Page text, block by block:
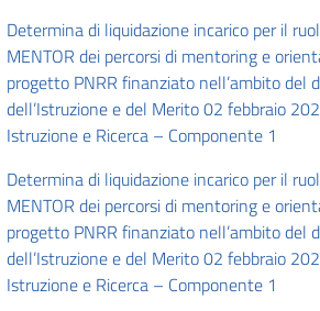
Determina di liquidazione incarico per il
MENTOR dei percorsi di mentoring e
progetto PNRR finanziato nell’ambito del
dell’Istruzione e del Merito 02 febbraio
Istruzione e Ricerca – Componente 1
Determina di liquidazione incarico per il
MENTOR dei percorsi di mentoring e
progetto PNRR finanziato nell’ambito del
dell’Istruzione e del Merito 02 febbraio
Istruzione e Ricerca – Componente 1